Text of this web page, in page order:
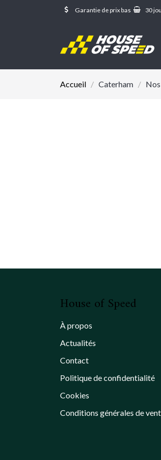
Se rendre au contenu Garantie de prix bas 30
Accueil / Caterham /
House of Speed
À propos
Actualités
Contact
Politique de confidentialité
Cookies
Conditions générales de